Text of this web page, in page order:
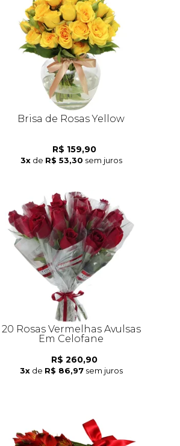
Brisa de Rosas Yellow
R$ 159,90
3x de R$ 53,30 sem juros
20 Rosas Vermelhas Avulsas
Em Celofane
R$ 260,90
3x de R$ 86,97 sem juros